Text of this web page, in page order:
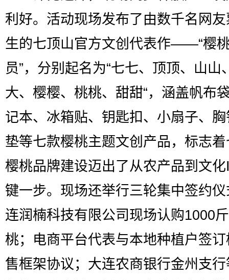
利好。活动现场发布了由数千名网
生的七顶山官方文创代表作——“樱
员”，分别起名为“七七、顶顶、山山
大、樱樱、桃桃、甜甜“，涵盖帆布
记本、冰箱贴、钥匙扣、小扇子、
垫等七款樱桃主题文创产品，标志
樱桃品牌建设迈出了从农产品到文
键一步。现场还举行三轮集中签约
连润楠科技有限公司现场认购1000
桃；电商平台代表与本地种植户签
售框架协议；大连农商银行金州支